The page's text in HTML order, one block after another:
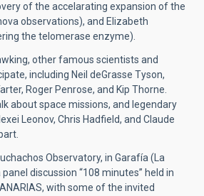
of the accelarating expansion of the
observations), and Elizabeth
the telomerase enzyme).
other famous scientists and
including Neil deGrasse Tyson,
Roger Penrose, and Kip Thorne.
about space missions, and legendary
Leonov, Chris Hadfield, and Claude
Observatory, in Garafía (La
discussion “108 minutes” held in
with some of the invited